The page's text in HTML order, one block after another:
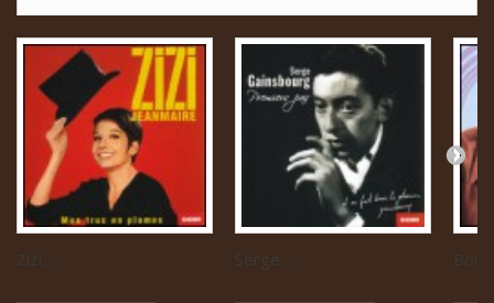
Zizi... Serge...